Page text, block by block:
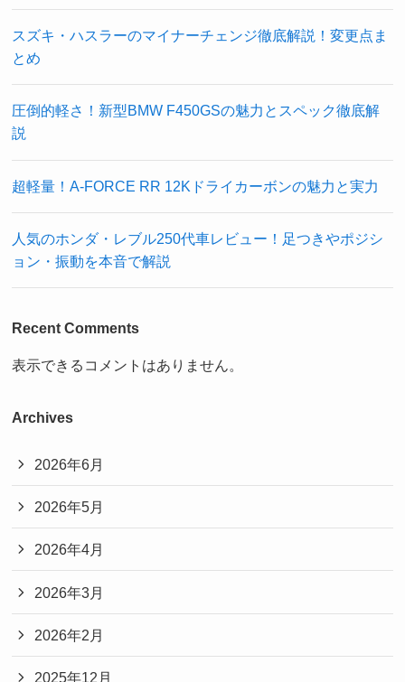
スズキ・ハスラーのマイナーチェンジ徹底解説！変更点ま
とめ
圧倒的軽さ！新型BMW F450GSの魅力とスペック徹底解
説
超軽量！A-FORCE RR 12Kドライカーボンの魅力と実力
人気のホンダ・レブル250代車レビュー！足つきやポジシ
ョン・振動を本音で解説
Recent Comments
表示できるコメントはありません。
Archives
2026年6月
2026年5月
2026年4月
2026年3月
2026年2月
2025年12月